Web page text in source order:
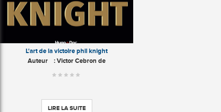
L'art de la victoire phil knight
Auteur : Victor Cebron de
LIRE LA SUITE